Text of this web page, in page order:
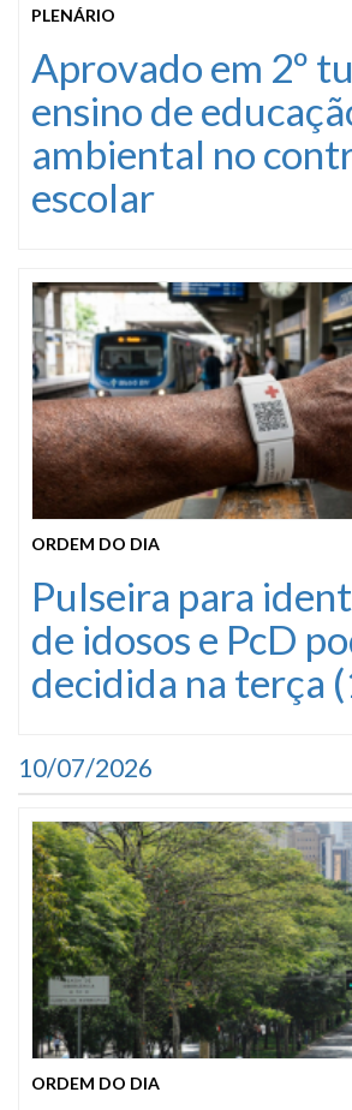
PLENÁRIO
Aprovado em 2º
ensino de
ambiental no
escolar
ORDEM DO DIA
Pulseira para
de idosos e PcD
decidida na terça
10/07/2026
ORDEM DO DIA